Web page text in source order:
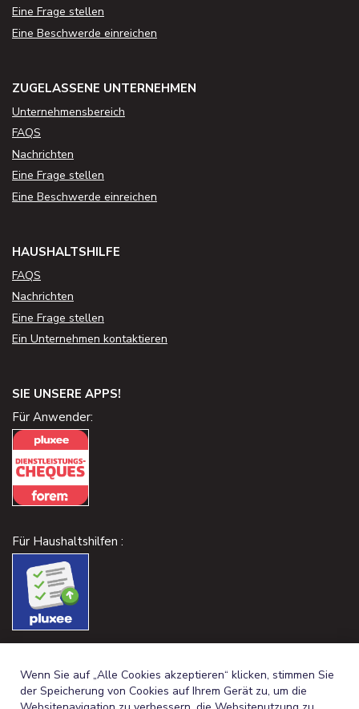
Eine Frage stellen
Eine Beschwerde einreichen
ZUGELASSENE UNTERNEHMEN
Unternehmensbereich
FAQS
Nachrichten
Eine Frage stellen
Eine Beschwerde einreichen
HAUSHALTSHILFE
FAQS
Nachrichten
Eine Frage stellen
Ein Unternehmen kontaktieren
SIE UNSERE APPS!
Für Anwender:
Für Haushaltshilfen :
Wenn Sie auf „Alle Cookies akzeptieren“ klicken, stimmen Sie
der Speicherung von Cookies auf Ihrem Gerät zu, um die